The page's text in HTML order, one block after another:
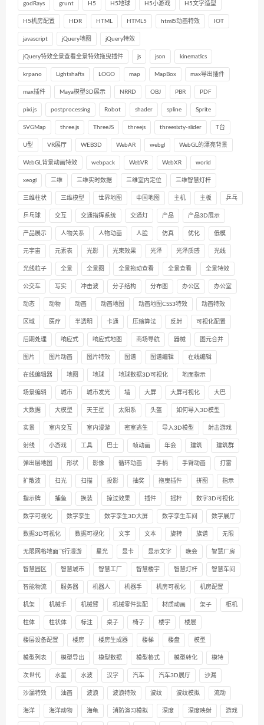
godRays grunt H5 H5地球 H5小游戏 H5文字造型
H5机房配置 HDR HTML HTML5 html5动画特效 IOT
javascript jQuery地图 jQuery特效
jQuery特效全景查看全景特效拖曳插件 js json kinematics
krpano Lightshafts LOGO map MapBox max导出插件
max插件 Maya模型3D展示 NRRD OBJ PBR PDF
pixi.js postprocessing Robot shader spline Sprite
SVGMap three.js ThreeJS threejs threesixty-slider T台
U型 VR展厅 WEB3D WebAR webgl WebGL的漂亮背景
WebGL背景动画特效 webpack WebVR WebXR world
xeogl 三维 三维实时数据 三维室内定位 三维智慧灯杆
三维柱状 三维模型 世界地图 中国地图 主机 主板 乒乓
乒乓球 交互 交通指挥系统 交通灯 产品 产品3D展示
产品展示 人物关系 人物动画 人脸 仿真 优化 低模
元宇宙 元素表 光影 光束效果 光泽 光泽质感 光线
光线粒子 全景 全景图 全景拖动查看 全景查看 全景特效
公交车 写实 冲击波 分子结构 分布图 办公区 办公室
动态 动物 动画 动画地图 动画地图CSS3特效 动画特效
区域 医疗 半透明 卡通 压缩算法 反射 可视化配置
后期处理 响应式 响应式地图 商场导航 器械 图元合并
图片 图片动画 图片特效 图谱 图谱编辑 在线编辑
在线编辑器 地图 地球 地球数据3D可视化 地面指示
场景编辑 城市 城市发光 墙 大屏 大屏可视化 大巴
大数据 大模型 天王星 太阳系 头盔 如何导入3D模型
实景 室内交互 室内漫游 密室逃生 导入3D模型 射击游戏
射线 小游戏 工具 巴士 帧动画 年会 建筑 建筑群
弹出层地图 形状 影像 循环动画 手柄 手臂动画 打雷
扩散波 扫光 扫描 投影 抽奖 拖曳插件 拼图 指示
指示牌 捕鱼 换装 掠过效果 插件 摇杆 数字3D可视化
数字可视化 数字孪生 数字孪生3D大屏 数字孪生车间 数字展厅
数据3D可视化 数据可视化 文字 文本 旋转 族谱 无限
无限网格地面飞行漫游 星光 显卡 显示文字 晚会 智慧厂房
智慧园区 智慧城市 智慧工厂 智慧楼宇 智慧灯杆 智慧车间
智能物流 服务器 机器人 机器手 机房可视化 机房配置
机架 机械手 机械臂 机械零件装配 材质动画 架子 柜机
柱体 柱状体 标注 桌子 椅子 楼宇 楼层
楼层设备配置 楼房 楼房生成器 楼梯 楼盘 模型
模型列表 模型导出 模型数据 模型格式 模型转化 模特
次世代 水星 水波 汉字 汽车 汽车3D展厅 沙漏
沙漏特效 油画 波浪 波浪特效 波纹 波纹模拟 流动
海洋 海洋动物 海龟 消防演习模拟 深度 深度映射 游戏